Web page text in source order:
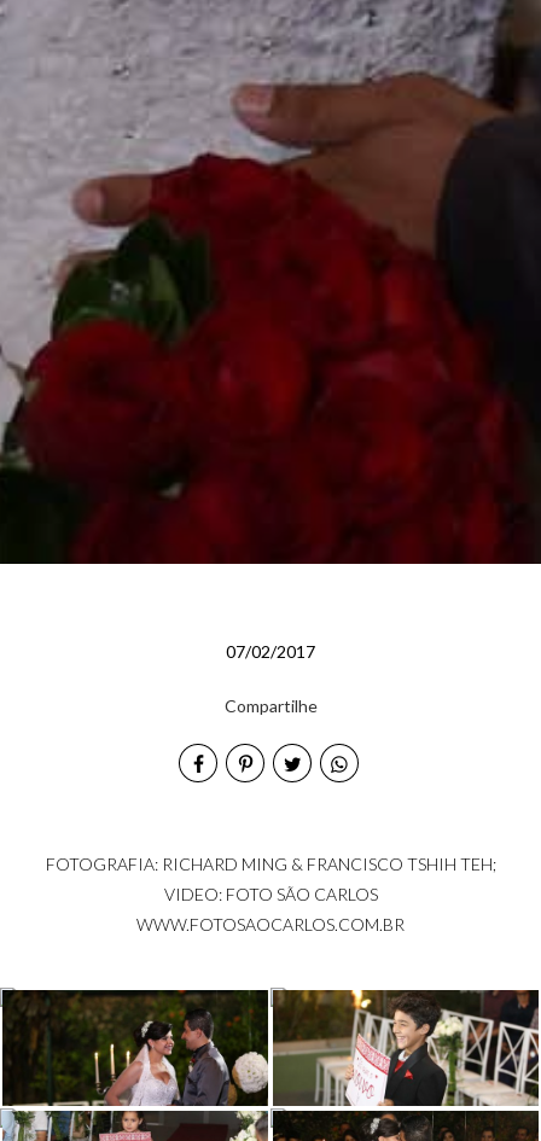
07/02/2017
Compartilhe
FOTOGRAFIA: RICHARD MING & FRANCISCO TSHIH TEH;
VIDEO: FOTO SÃO CARLOS
WWW.FOTOSAOCARLOS.COM.BR